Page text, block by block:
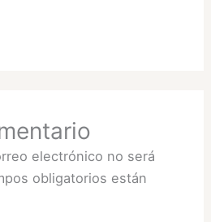
electrónico no será
obligatorios están